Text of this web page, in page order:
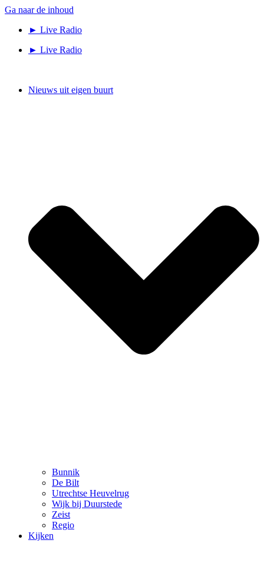
Ga naar de inhoud
► Live Radio
► Live Radio
Nieuws uit eigen buurt
Bunnik
De Bilt
Utrechtse Heuvelrug
Wijk bij Duurstede
Zeist
Regio
Kijken